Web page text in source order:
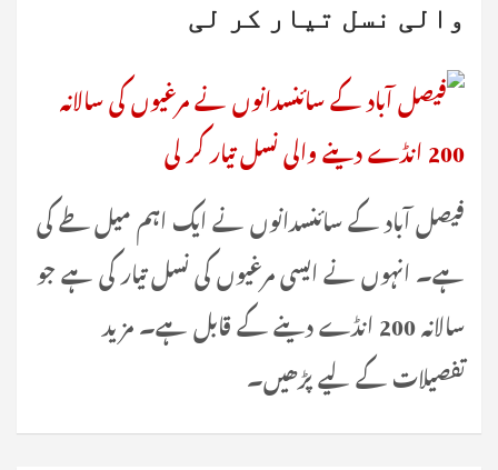
والی نسل تیار کر لی
فیصل آباد کے سائنسدانوں نے ایک اہم میل طے کی
ہے۔ انہوں نے ایسی مرغیوں کی نسل تیار کی ہے جو
سالانہ 200 انڈے دینے کے قابل ہے۔ مزید
تفصیلات کے لیے پڑھیں۔